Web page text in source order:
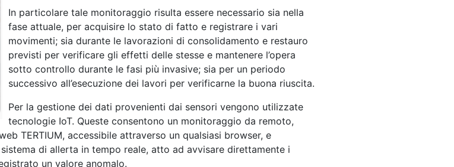
In particolare tale monitoraggio risulta essere necessario sia nella
fase attuale, per acquisire lo stato di fatto e registrare i vari
movimenti; sia durante le lavorazioni di consolidamento e restauro
previsti per verificare gli effetti delle stesse e mantenere l’opera
sotto controllo durante le fasi più invasive; sia per un periodo
successivo all’esecuzione dei lavori per verificarne la buona riuscita.
Per la gestione dei dati provenienti dai sensori vengono utilizzate
tecnologie IoT. Queste consentono un monitoraggio da remoto,
TERTIUM, accessibile attraverso un qualsiasi browser, e
di allerta in tempo reale, atto ad avvisare direttamente i
un valore anomalo.